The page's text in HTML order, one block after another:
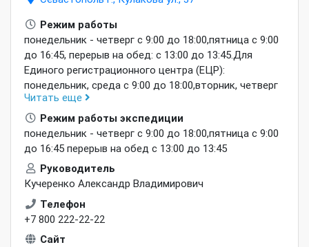
Режим работы
понедельник - четверг с 9:00 до 18:00,пятница с 9:00
до 16:45, перерыв на обед: с 13:00 до 13:45.Для
Единого регистрационного центра (ЕЦР):
понедельник, среда с 9:00 до 18:00,вторник, четверг
с 9:00 до 20:00,пятница с 9:00 до 16:45, перерыв на
обед: с 13:00 до 13:45.2 и 4 суббота месяца с 10:00
до 15:00.
Читать еще
Режим работы экспедиции
понедельник - четверг с 9:00 до 18:00,пятница с 9:00
до 16:45 перерыв на обед с 13:00 до 13:45
Руководитель
Кучеренко Александр Владимирович
Телефон
+7 800 222-22-22
Сайт